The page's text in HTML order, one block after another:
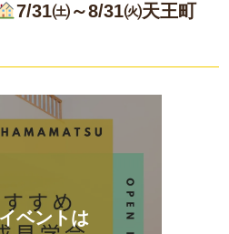
7/31㈯～8/31㈫天王町
ベントは